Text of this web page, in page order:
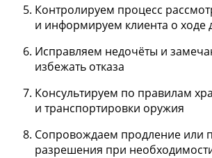
Контролируем процесс
и информируем клиента о ходе
Исправляем недочёты и
избежать отказа
Консультируем по правилам
и транспортировки оружия
Сопровождаем продление или
разрешения при